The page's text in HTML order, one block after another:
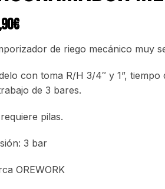
€
de riego mecánico muy
con toma R/H 3/4″ y 1”,
de 3 bares.
pilas.
3 bar
OREWORK